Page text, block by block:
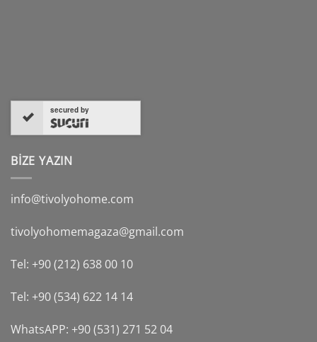
secured by
BİZE YAZIN
info@tivolyohome.com
tivolyohomemagaza@gmail.com
Tel: +90 (212) 638 00 10
Tel: +90 (534) 622 14 14
WhatsAPP: +90 (531) 271 52 04